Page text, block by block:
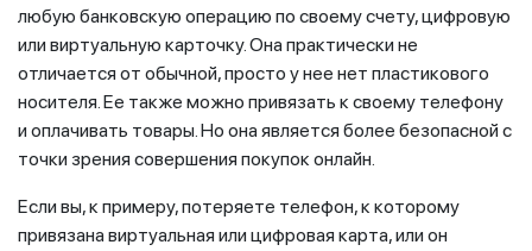
любую банковскую операцию по своему счету, цифровую
или виртуальную карточку. Она практически не
отличается от обычной, просто у нее нет пластикового
носителя. Ее также можно привязать к своему телефону
и оплачивать товары. Но она является более безопасной с
точки зрения совершения покупок онлайн.
Если вы, к примеру, потеряете телефон, к которому
привязана виртуальная или цифровая карта, или он